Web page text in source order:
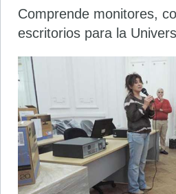
Comprende monitores,
escritorios para la